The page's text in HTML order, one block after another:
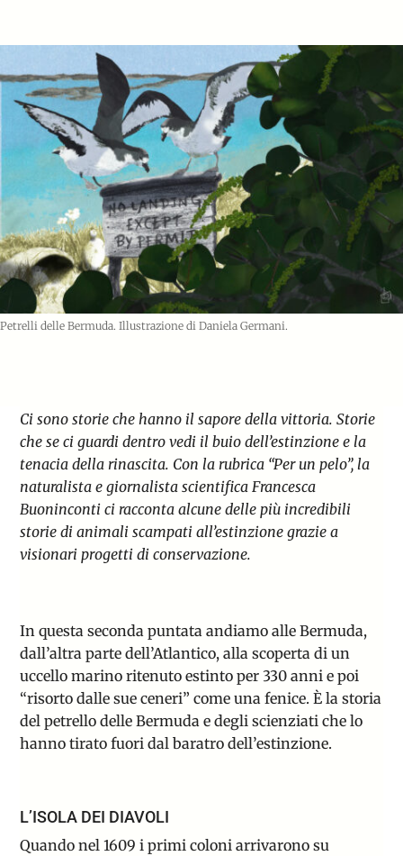
Petrelli delle Bermuda. Illustrazione di Daniela Germani.
Ci sono storie che hanno il sapore della vittoria. Storie
che se ci guardi dentro vedi il buio dell’estinzione e la
tenacia della rinascita. Con la rubrica “Per un pelo”, la
naturalista e giornalista scientifica Francesca
Buoninconti ci racconta alcune delle più incredibili
storie di animali scampati all’estinzione grazie a
visionari progetti di conservazione.
In questa seconda puntata andiamo alle Bermuda,
dall’altra parte dell’Atlantico, alla scoperta di un
uccello marino ritenuto estinto per 330 anni e poi
“risorto dalle sue ceneri” come una fenice. È la storia
del petrello delle Bermuda e degli scienziati che lo
hanno tirato fuori dal baratro dell’estinzione.
L’ISOLA DEI DIAVOLI
Quando nel 1609 i primi coloni arrivarono su